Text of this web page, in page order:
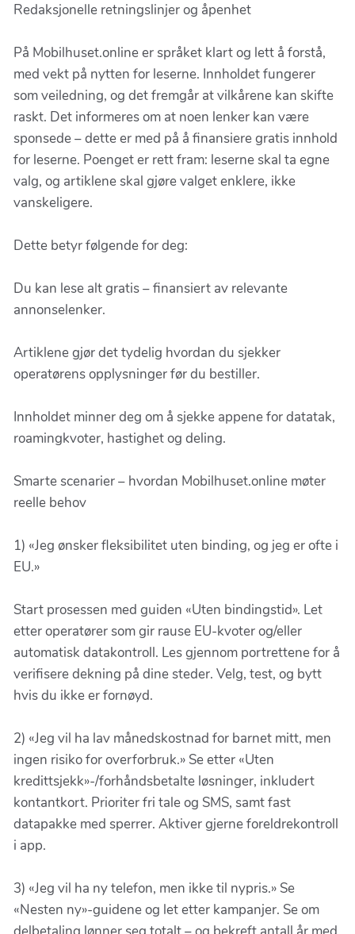
Redaksjonelle retningslinjer og åpenhet
På Mobilhuset.online er språket klart og lett å forstå,
med vekt på nytten for leserne. Innholdet fungerer
som veiledning, og det fremgår at vilkårene kan skifte
raskt. Det informeres om at noen lenker kan være
sponsede – dette er med på å finansiere gratis innhold
for leserne. Poenget er rett fram: leserne skal ta egne
valg, og artiklene skal gjøre valget enklere, ikke
vanskeligere.
Dette betyr følgende for deg:
Du kan lese alt gratis – finansiert av relevante
annonselenker.
Artiklene gjør det tydelig hvordan du sjekker
operatørens opplysninger før du bestiller.
Innholdet minner deg om å sjekke appene for data­tak,
roamingkvoter, hastighet og deling.
Smarte scenarier – hvordan Mobilhuset.online møter
reelle behov
1) «Jeg ønsker fleksibilitet uten binding, og jeg er ofte i
EU.»
Start prosessen med guiden «Uten bindingstid». Let
etter operatører som gir rause EU-kvoter og/eller
automatisk datakontroll. Les gjennom portrettene for å
verifisere dekning på dine steder. Velg, test, og bytt
hvis du ikke er fornøyd.
2) «Jeg vil ha lav månedskostnad for barnet mitt, men
ingen risiko for overforbruk.» Se etter «Uten
kredittsjekk»-/forhåndsbetalte løsninger, inkludert
kontantkort. Prioriter fri tale og SMS, samt fast
datapakke med sperrer. Aktiver gjerne foreldrekontroll
i app.
3) «Jeg vil ha ny telefon, men ikke til nypris.» Se
«Nesten ny»-guidene og let etter kampanjer. Se om